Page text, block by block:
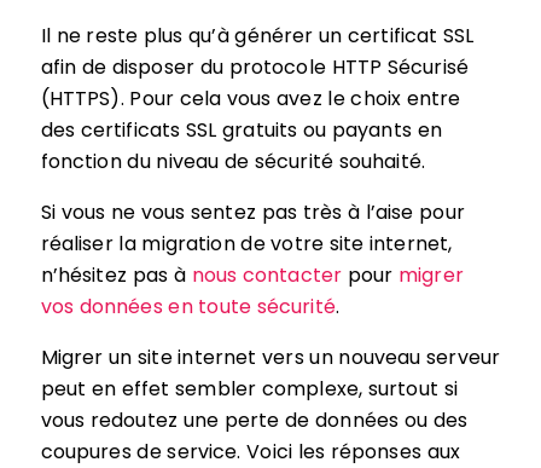
Il ne reste plus qu’à générer un certificat SSL
afin de disposer du protocole HTTP Sécurisé
(HTTPS). Pour cela vous avez le choix entre
des certificats SSL gratuits ou payants en
fonction du niveau de sécurité souhaité.
Si vous ne vous sentez pas très à l’aise pour
réaliser la migration de votre site internet,
n’hésitez pas à nous contacter pour migrer
vos données en toute sécurité.
Migrer un site internet vers un nouveau serveur
peut en effet sembler complexe, surtout si
vous redoutez une perte de données ou des
coupures de service. Voici les réponses aux